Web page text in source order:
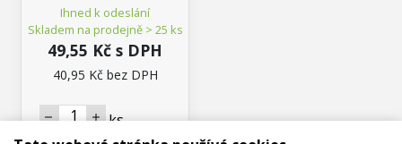
Ihned k odeslání
Skladem na prodejně > 25 ks
49,55 Kč s DPH
40,95 Kč bez DPH
ks